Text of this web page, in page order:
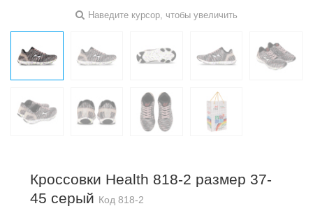
Наведите курсор, чтобы увеличить
Кроссовки Health 818-2 размер 37-
45 серый Код 818-2